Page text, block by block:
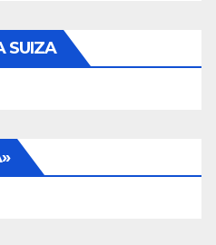
SUIZA